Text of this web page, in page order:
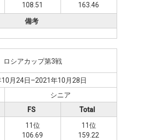
108.51
163.46
備考
ロシアカップ第3戦
月24日–2021年10月28日
シニア
FS
11位
106.69
Total
11位
159.22